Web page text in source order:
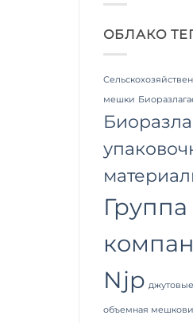
Bulk
ОБЛАКО
мешки
Группа
Njp
объемная